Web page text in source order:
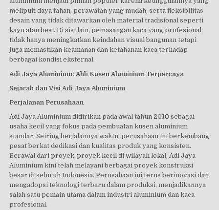
meliputi daya tahan, perawatan yang mudah, serta fleksibilitas
desain yang tidak ditawarkan oleh material tradisional seperti
kayu atau besi. Di sisi lain, pemasangan kaca yang profesional
tidak hanya meningkatkan keindahan visual bangunan tetapi
juga memastikan keamanan dan ketahanan kaca terhadap
berbagai kondisi eksternal.
Adi Jaya Aluminium: Ahli Kusen Aluminium Terpercaya
Sejarah dan Visi Adi Jaya Aluminium
Perjalanan Perusahaan
Adi Jaya Aluminium didirikan pada awal tahun 2010 sebagai
usaha kecil yang fokus pada pembuatan kusen aluminium
standar. Seiring berjalannya waktu, perusahaan ini berkembang
pesat berkat dedikasi dan kualitas produk yang konsisten.
Berawal dari proyek-proyek kecil di wilayah lokal, Adi Jaya
Aluminium kini telah melayani berbagai proyek konstruksi
besar di seluruh Indonesia. Perusahaan ini terus berinovasi dan
mengadopsi teknologi terbaru dalam produksi, menjadikannya
salah satu pemain utama dalam industri aluminium dan kaca
profesional.